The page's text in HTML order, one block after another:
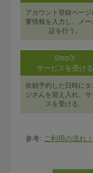
アカウント登録ペー
要情報を入力し、メ
証を行う。
Step3:
サービスを受ける
依頼予約した日時にタ
ジさんを迎え入れ、
スを受ける。
参考: ご利用の流れ